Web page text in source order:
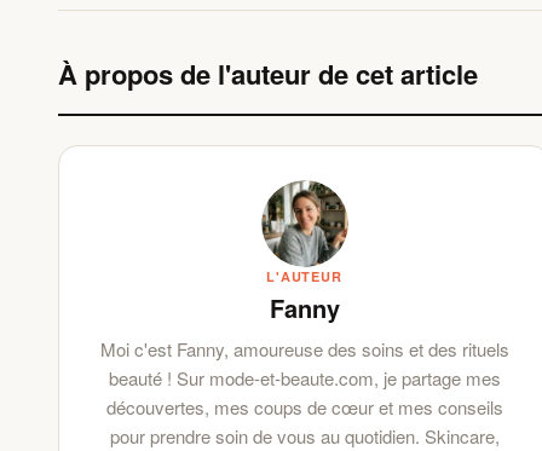
À propos de l'auteur de cet article
L'AUTEUR
Fanny
Moi c'est Fanny, amoureuse des soins et des rituels
beauté ! Sur mode-et-beaute.com, je partage mes
découvertes, mes coups de cœur et mes conseils
pour prendre soin de vous au quotidien. Skincare,